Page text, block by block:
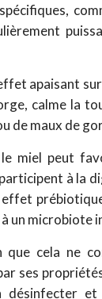
apaisant
calme la
de maux de
miel peut
à la
un microbiote
que cela ne
ses
désinfecter